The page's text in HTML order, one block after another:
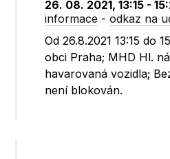
26. 08. 2021, 13:15 -
informace -odkaz na
Od 26.8.2021 13:15 do
obci Praha; MHD Hl.
havarovaná vozidla;
není blokován.